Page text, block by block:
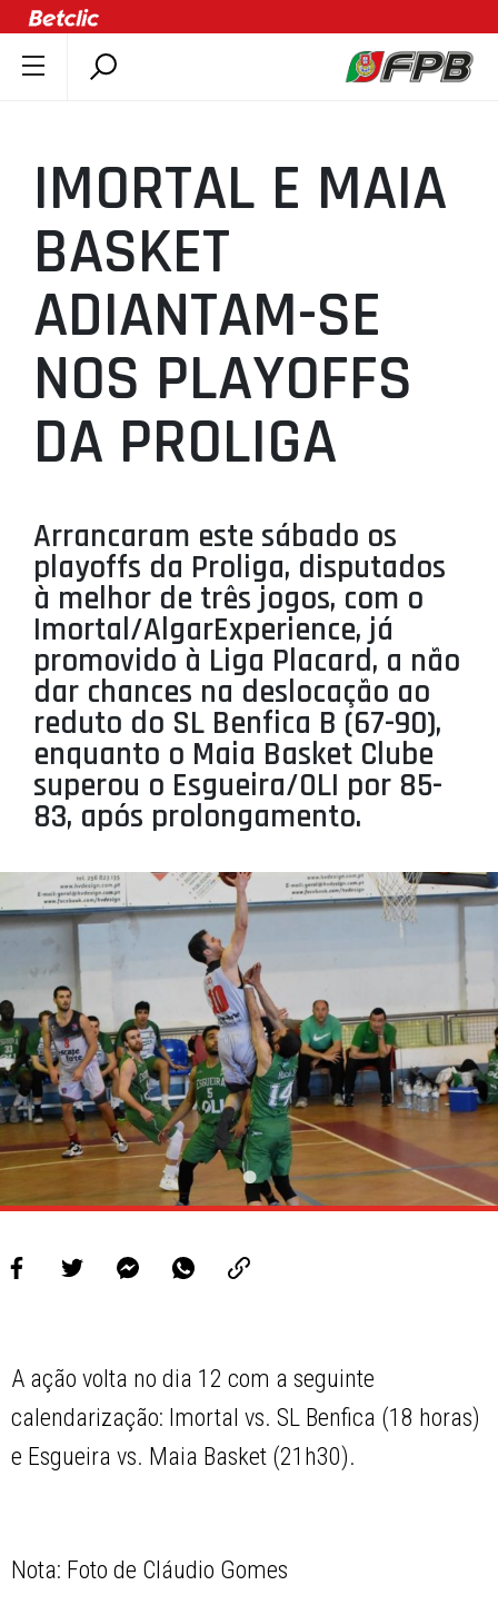
ÚLTIMAS
COMPETIÇÕES
ASSOCIAÇÕES
CLUBES
AGENTES
AGENDA
SELEÇÕES
MINIBASQUETE
PROJETOS
LIGA BETCLIC MASCULINA
LIGA BETCLIC FEMININA
IMORTAL E MAIA
BASKET
ADIANTAM-SE
NOS PLAYOFFS
DA PROLIGA
Arrancaram este sábado os
playoffs da Proliga, disputados
à melhor de três jogos, com o
Imortal/AlgarExperience, já
promovido à Liga Placard, a não
dar chances na deslocação ao
reduto do SL Benfica B (67-90),
enquanto o Maia Basket Clube
superou o Esgueira/OLI por 85-
83, após prolongamento.
A ação volta no dia 12 com a seguinte
calendarização: Imortal vs. SL Benfica (18 horas)
e Esgueira vs. Maia Basket (21h30).
Nota: Foto de Cláudio Gomes